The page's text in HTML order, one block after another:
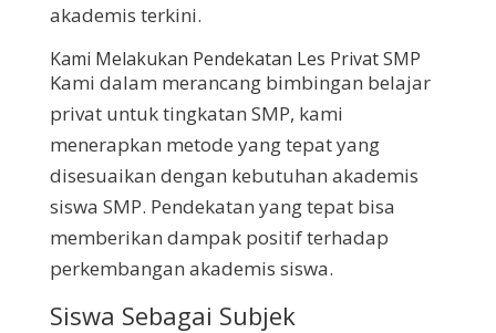
akademis terkini.
Kami Melakukan Pendekatan Les Privat SMP
Kami dalam merancang bimbingan belajar
privat untuk tingkatan SMP, kami
menerapkan metode yang tepat yang
disesuaikan dengan kebutuhan akademis
siswa SMP. Pendekatan yang tepat bisa
memberikan dampak positif terhadap
perkembangan akademis siswa.
Siswa Sebagai Subjek